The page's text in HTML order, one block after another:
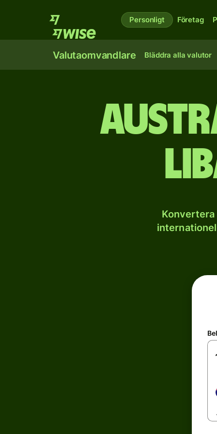
Personligt Företag
Valutaomvandlare Bläddra alla valutor